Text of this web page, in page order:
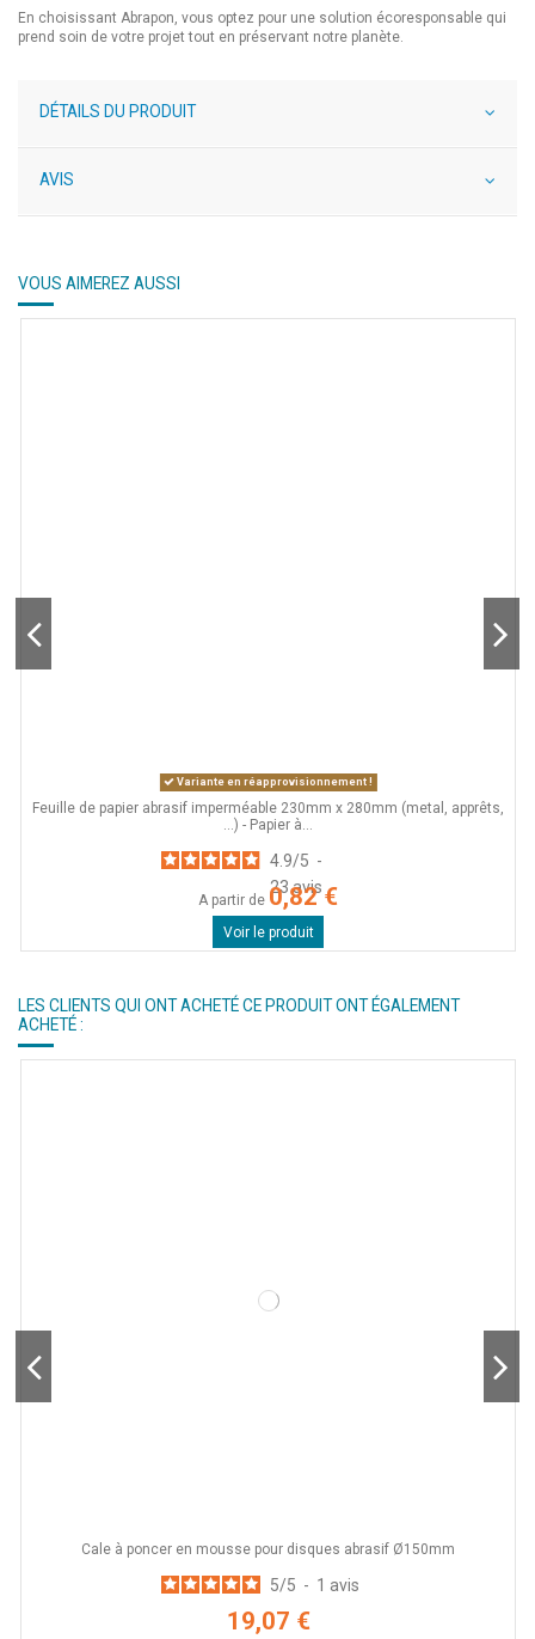
En choisissant Abrapon, vous optez pour une solution écoresponsable qui
prend soin de votre projet tout en préservant notre planète.
DÉTAILS DU PRODUIT
AVIS
VOUS AIMEREZ AUSSI
Variante en réapprovisionnement !
Feuille de papier abrasif imperméable 230mm x 280mm (metal, apprêts,
...) - Papier à...
4.9/5 -
23avis
A partir de 0,82 €
Voir le produit
LES CLIENTS QUI ONT ACHETÉ CE PRODUIT ONT ÉGALEMENT
ACHETÉ :
Cale à poncer en mousse pour disques abrasif Ø150mm
5/5 - 1 avis
19,07 €